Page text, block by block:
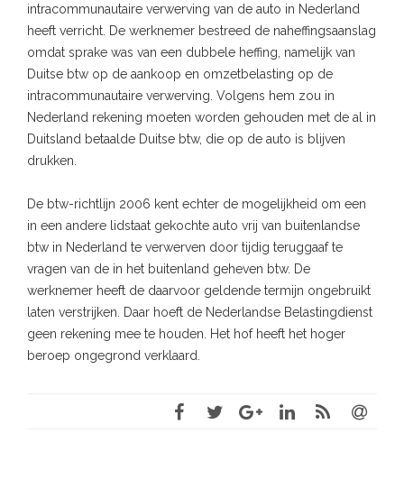
intracommunautaire verwerving van de auto in Nederland
heeft verricht. De werknemer bestreed de naheffingsaanslag
omdat sprake was van een dubbele heffing, namelijk van
Duitse btw op de aankoop en omzetbelasting op de
intracommunautaire verwerving. Volgens hem zou in
Nederland rekening moeten worden gehouden met de al in
Duitsland betaalde Duitse btw, die op de auto is blijven
drukken.
De btw-richtlijn 2006 kent echter de mogelijkheid om een
in een andere lidstaat gekochte auto vrij van buitenlandse
btw in Nederland te verwerven door tijdig teruggaaf te
vragen van de in het buitenland geheven btw. De
werknemer heeft de daarvoor geldende termijn ongebruikt
laten verstrijken. Daar hoeft de Nederlandse Belastingdienst
geen rekening mee te houden. Het hof heeft het hoger
beroep ongegrond verklaard.